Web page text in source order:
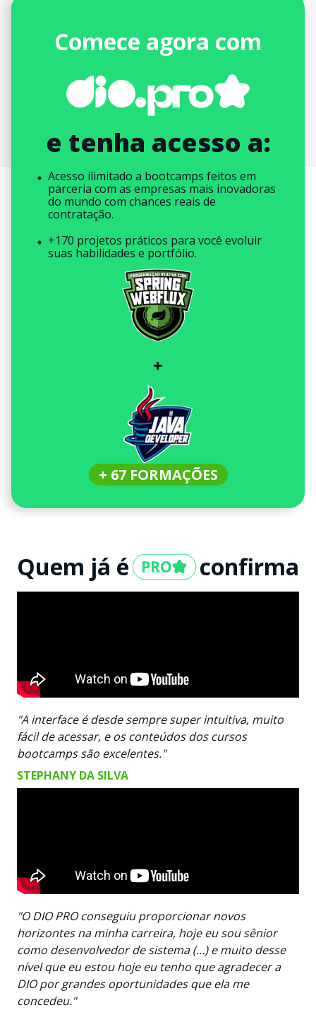
Comece agora com
e tenha acesso a:
Acesso ilimitado a bootcamps feitos em
parceria com as empresas mais inovadoras
do mundo com chances reais de
contratação.
+170 projetos práticos para você evoluir
suas habilidades e portfólio.
+
+ 67 FORMAÇÕES
Quem já é confirma
"A interface é desde sempre super intuitiva, muito
fácil de acessar, e os conteúdos dos cursos
bootcamps são excelentes."
STEPHANY DA SILVA
"O DIO PRO conseguiu proporcionar novos
horizontes na minha carreira, hoje eu sou sênior
como desenvolvedor de sistema (…) e muito desse
nível que eu estou hoje eu tenho que agradecer a
DIO por grandes oportunidades que ela me
concedeu."